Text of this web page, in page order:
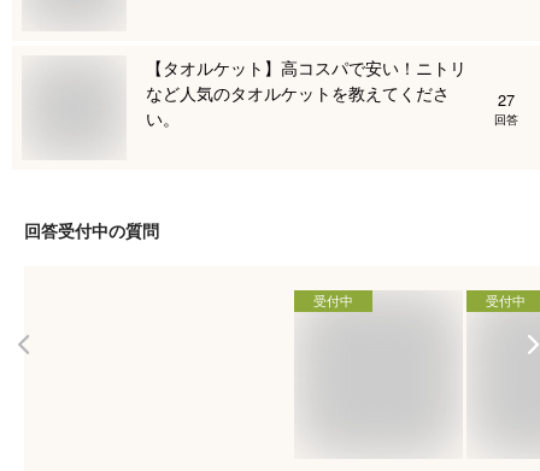
【タオルケット】高コスパで安い！ニトリ
など人気のタオルケットを教えてくださ
い。
27
回答
回答受付中の質問
受付中 受付中